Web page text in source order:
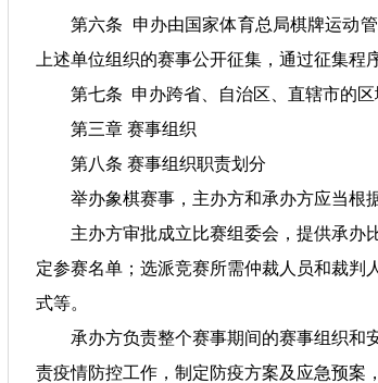
第六条 申办由国家体育总局棋牌运动
上述单位组织的赛事公开征集，通过征集程
第七条 申办跨省、自治区、直辖市的
第三章 赛事组织
第八条 赛事组织职责划分
举办象棋赛事，主办方和承办方应当根
主办方审批成立比赛组委会，提供承办
定参赛名单；选派竞赛所需仲裁人员和裁判
式等。
承办方负责整个赛事期间的赛事组织和
责疫情防控工作，制定防疫方案及应急预案